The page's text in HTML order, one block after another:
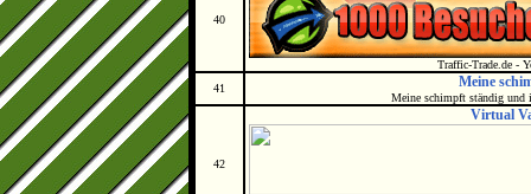
40
Traffic-Trade.de -
41
Meine
Meine schimpft ständig und
42
Virtual